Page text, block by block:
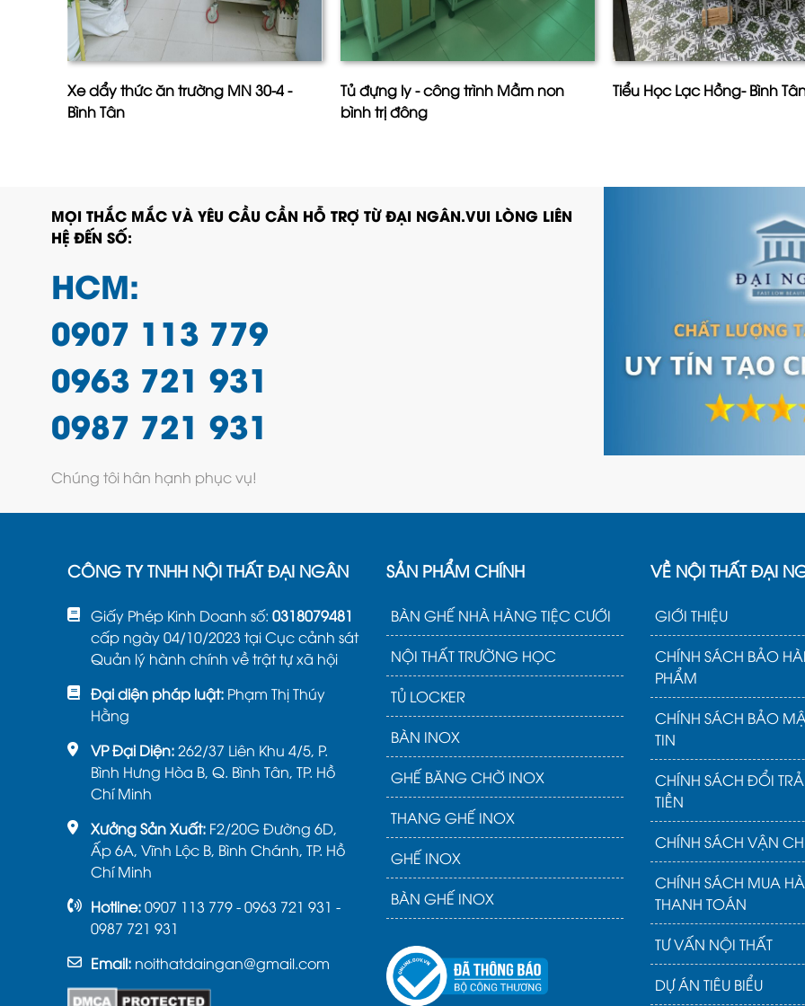
Xe dẩy thức ăn trường MN 30-4 -
Bình Tân
Tủ đựng ly - công trình Mầm non
bình trị đông
Tiểu Học Lạc Hồng- Bình
MỌI THẮC MẮC VÀ YÊU CẦU CẦN HỖ TRỢ TỪ ĐẠI NGÂN.VUI LÒNG LIÊN
HỆ ĐẾN SỐ:
HCM:
0907 113 779
0963 721 931
0987 721 931
Chúng tôi hân hạnh phục vụ!
CÔNG TY TNHH NỘI THẤT ĐẠI NGÂN
Giấy Phép Kinh Doanh số: 0318079481
cấp ngày 04/10/2023 tại Cục cảnh sát
Quản lý hành chính về trật tự xã hội
Đại diện pháp luật: Phạm Thị Thúy
Hằng
VP Đại Diện:262/37 Liên Khu 4/5, P.
Bình Hưng Hòa B, Q. Bình Tân, TP. Hồ
Chí Minh
Xưởng Sản Xuất: F2/20G Đường 6D,
Ấp 6A, Vĩnh Lộc B, Bình Chánh, TP. Hồ
Chí Minh
Hotline:0907 113 779 - 0963 721 931 -
0987 721 931
Email: noithatdaingan@gmail.com
SẢN PHẨM CHÍNH
BÀN GHẾ NHÀ HÀNG TIỆC CƯỚI
NỘI THẤT TRƯỜNG HỌC
TỦ LOCKER
BÀN INOX
GHẾ BĂNG CHỜ INOX
THANG GHẾ INOX
GHẾ INOX
BÀN GHẾ INOX
VỀ NỘI THẤT ĐẠI
GIỚI THIỆU
CHÍNH SÁCH BẢO
PHẨM
CHÍNH SÁCH BẢO
TIN
CHÍNH SÁCH ĐỔI
TIỀN
CHÍNH SÁCH VẬN
CHÍNH SÁCH MUA
THANH TOÁN
TƯ VẤN NỘI THẤT
DỰ ÁN TIÊU BIỂU